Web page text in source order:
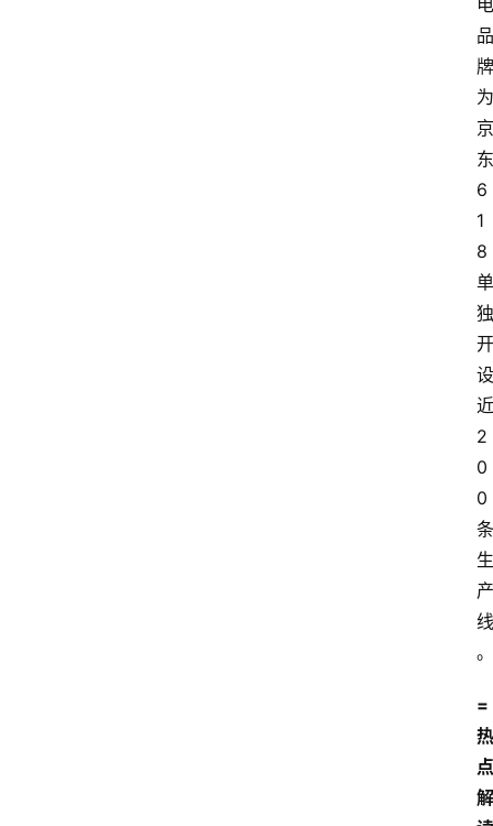
电
品
牌
为
京
东
6
1
8
单
独
开
设
近
2
0
0
条
生
产
线
。
=
热
点
解